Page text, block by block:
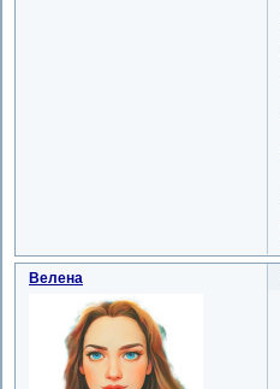
Велена